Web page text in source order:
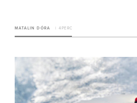
MATALIN DÓRA 4 PERC